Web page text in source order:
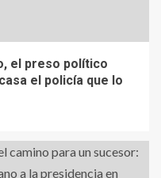
el preso político
el policía que lo